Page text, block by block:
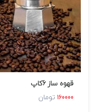
قهوه ساز 6کاپ
160000 تومان